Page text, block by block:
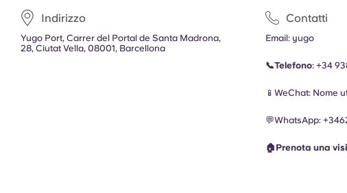
Indirizzo
Yugo Port, Carrer del Portal de Santa Madrona,
28, Ciutat Vella, 08001, Barcellona
Contatti
Email: yugo
📞Telefono:+34
📱WeChat: Nome
💬WhatsApp:
🏠Prenota una